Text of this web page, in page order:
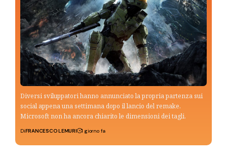
Diversi sviluppatori hanno annunciato la propria partenza sui
social appena una settimana dopo il lancio del remake.
Microsoft non ha ancora chiarito le dimensioni dei tagli.
DiFRANCESCO LEMURI 1 giorno fa